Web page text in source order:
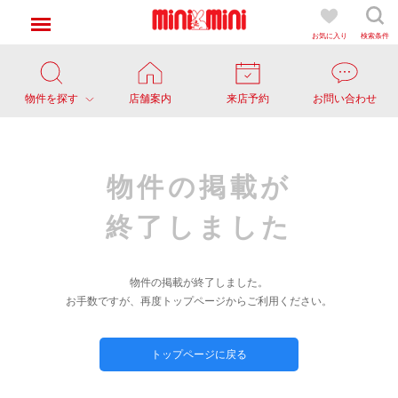
お気に入り 検索条件
物件を探す 店舗案内 来店予約 お問い合わせ
物件の掲載が
終了しました
物件の掲載が終了しました。
お手数ですが、再度トップページからご利用ください。
トップページに戻る